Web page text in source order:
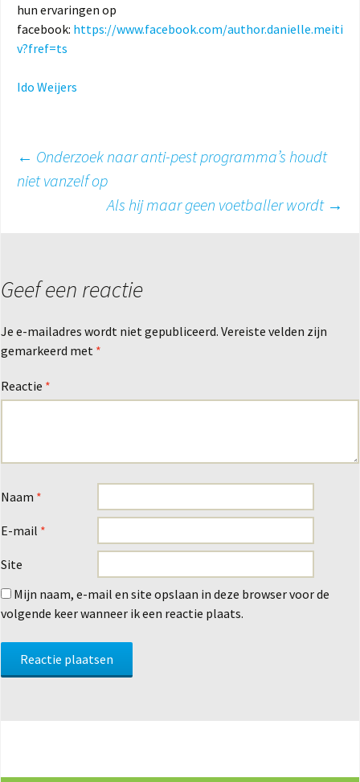
hun ervaringen op
facebook: https://www.facebook.com/author.danielle.meiti
v?fref=ts
Ido Weijers
Berichtnavigatie
← Onderzoek naar anti-pest programma’s houdt
niet vanzelf op
Als hij maar geen voetballer wordt →
Geef een reactie
Je e-mailadres wordt niet gepubliceerd. Vereiste velden zijn
gemarkeerd met *
Reactie *
Naam *
E-mail *
Site
Mijn naam, e-mail en site opslaan in deze browser voor de
volgende keer wanneer ik een reactie plaats.